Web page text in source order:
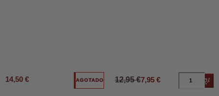
14,50 € AGOTADO 12,95 €7,95 €